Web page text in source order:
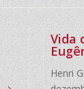
Vida
Henri